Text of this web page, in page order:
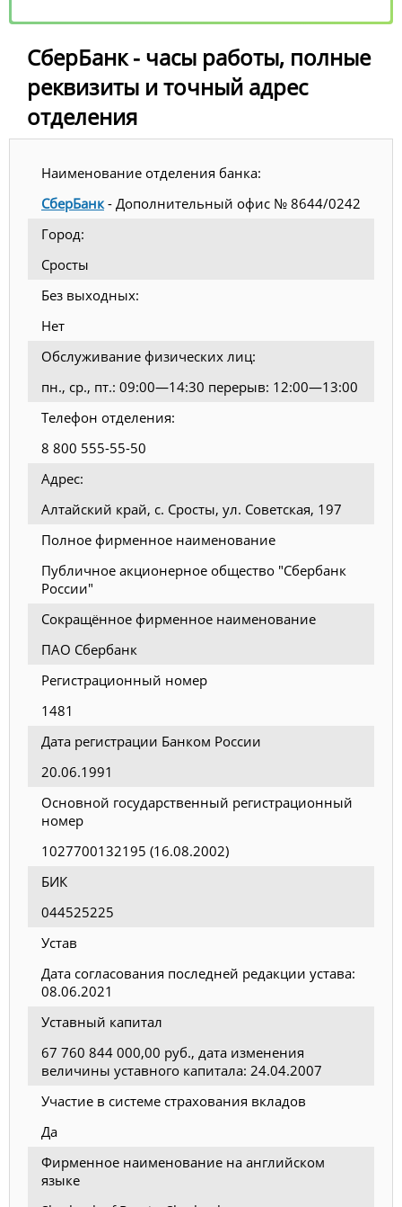
СберБанк - часы работы, полные
реквизиты и точный адрес
отделения
Наименование отделения банка:
СберБанк - Дополнительный офис № 8644/0242
Город:
Сросты
Без выходных:
Нет
Обслуживание физических лиц:
пн., ср., пт.: 09:00—14:30 перерыв: 12:00—13:00
Телефон отделения:
8 800 555-55-50
Адрес:
Алтайский край, с. Сросты, ул. Советская, 197
Полное фирменное наименование
Публичное акционерное общество "Сбербанк
России"
Сокращённое фирменное наименование
ПАО Сбербанк
Регистрационный номер
1481
Дата регистрации Банком России
20.06.1991
Основной государственный регистрационный
номер
1027700132195 (16.08.2002)
БИК
044525225
Устав
Дата согласования последней редакции устава:
08.06.2021
Уставный капитал
67 760 844 000,00 руб., дата изменения
величины уставного капитала: 24.04.2007
Участие в системе страхования вкладов
Да
Фирменное наименование на английском
языке